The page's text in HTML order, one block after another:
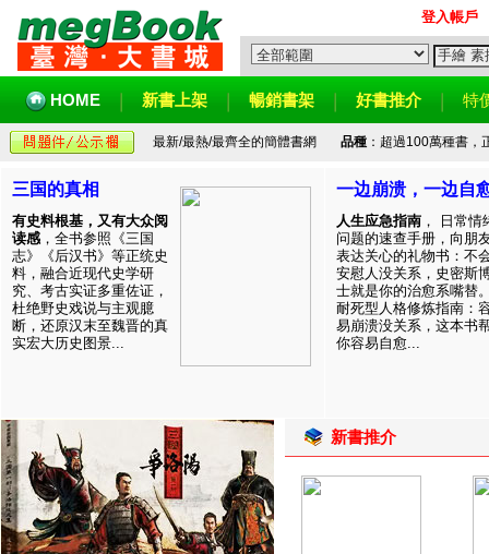
登入帳戶
HOME 新書上架 暢銷書架 好書推介 特
最新/最熱/最齊全的簡體書網 品種：超過100萬種書，
三国的真相
有史料根基，又有大众阅
读感 ，全书参照《三国
志》《后汉书》等正统史
料，融合近现代史学研
究、考古实证多重佐证，
杜绝野史戏说与主观臆
断，还原汉末至魏晋的真
实宏大历史图景...
一边崩溃，一边自
人生应急指南 ， 日常情
问题的速查手册，向朋
表达关心的礼物书：不
安慰人没关系，史密斯
士就是你的治愈系嘴替
耐死型人格修炼指南：
易崩溃没关系，这本书
你容易自愈...
新書推介